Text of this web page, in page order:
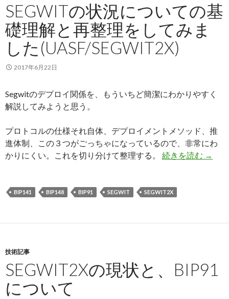
SEGWITの状況についての基
礎理解と再整理をしてみま
した(UASF/SEGWIT2X)
2017年6月22日
Segwitのデプロイ関係を、もういちど簡潔にわかりやすく
解説してみようと思う。
プロトコルの仕様それ自体、デプロイメントメソッド、推
進体制、この３つがごっちゃになっているので、非常にわ
かりにくい。これを切り分けて整理する。 続きを読む →
BIP141 BIP148 BIP91 SEGWIT SEGWIT2X
技術記事
SEGWIT2Xの現状と、BIP91
について